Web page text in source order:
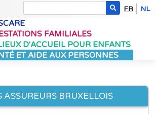
FR NL
FAMILIALES
D'ACCUEIL POUR ENFANTS
ET AIDE AUX PERSONNES
ASSUREURS BRUXELLOIS